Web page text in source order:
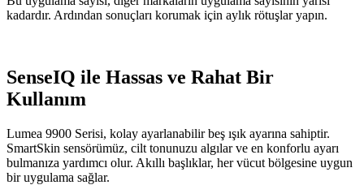
kadardır. Ardından sonuçları korumak için aylık rötuşlar yapın.
SenseIQ ile Hassas ve Rahat Bir
Kullanım
Lumea 9900 Serisi, kolay ayarlanabilir beş ışık ayarına sahiptir.
SmartSkin sensörümüz, cilt tonunuzu algılar ve en konforlu ayarı
bulmanıza yardımcı olur. Akıllı başlıklar, her vücut bölgesine uygun
bir uygulama sağlar.